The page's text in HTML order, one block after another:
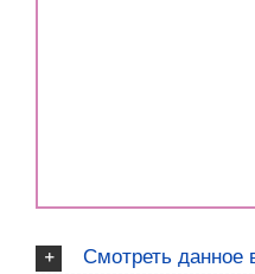
Смотреть данное